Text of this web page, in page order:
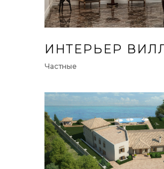
ИНТЕРЬЕР
Частные